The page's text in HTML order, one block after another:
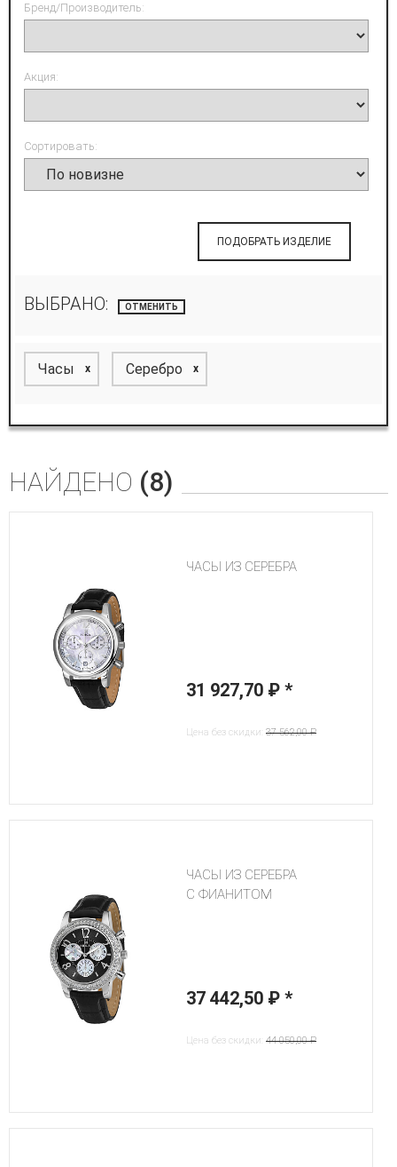
Бренд/Производитель:
Акция:
Сортировать:
ПОДОБРАТЬ ИЗДЕЛИЕ
ВЫБРАНО: ОТМЕНИТЬ
Часы x Серебро x
НАЙДЕНО (8)
ЧАСЫ ИЗ СЕРЕБРА
31 927,70 ₽*
Цена без скидки: 37 562,00 ₽
ЧАСЫ ИЗ СЕРЕБРА
С ФИАНИТОМ
37 442,50 ₽*
Цена без скидки: 44 050,00 ₽